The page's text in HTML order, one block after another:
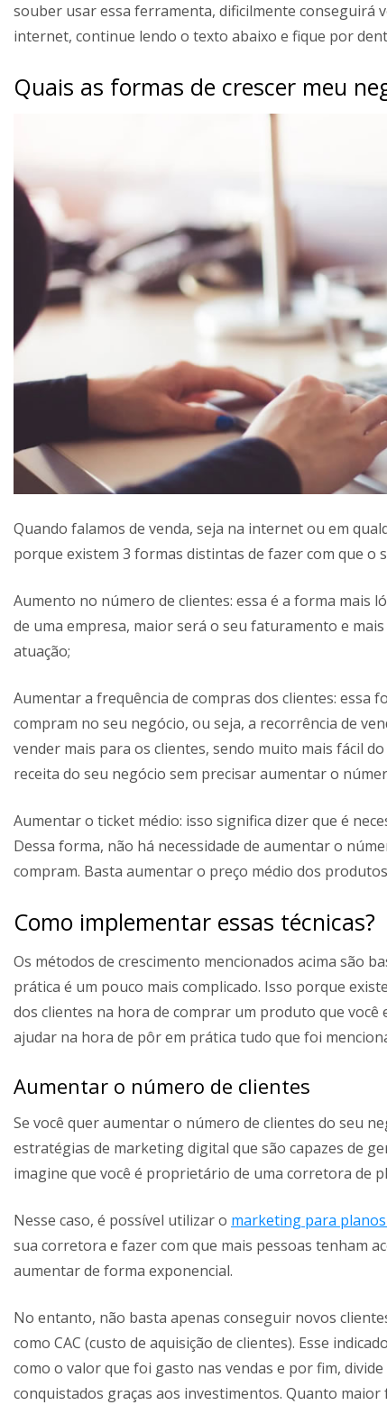
souber usar essa ferramenta, dificilmente conseguirá
internet, continue lendo o texto abaixo e fique por
Quais as formas de crescer meu
Quando falamos de venda, seja na internet ou em
porque existem 3 formas distintas de fazer com que o
Aumento no número de clientes: essa é a forma mais
de uma empresa, maior será o seu faturamento e
atuação;
Aumentar a frequência de compras dos clientes: essa
compram no seu negócio, ou seja, a recorrência de
vender mais para os clientes, sendo muito mais fácil
receita do seu negócio sem precisar aumentar o
Aumentar o ticket médio: isso significa dizer que é
Dessa forma, não há necessidade de aumentar o
compram. Basta aumentar o preço médio dos
Como implementar essas técnicas?
Os métodos de crescimento mencionados acima são
prática é um pouco mais complicado. Isso porque
dos clientes na hora de comprar um produto que você
ajudar na hora de pôr em prática tudo que foi
Aumentar o número de clientes
Se você quer aumentar o número de clientes do seu
estratégias de marketing digital que são capazes de
imagine que você é proprietário de uma corretora de
Nesse caso, é possível utilizar o marketing para
sua corretora e fazer com que mais pessoas tenham
aumentar de forma exponencial.
No entanto, não basta apenas conseguir novos
como CAC (custo de aquisição de clientes). Esse
como o valor que foi gasto nas vendas e por fim,
conquistados graças aos investimentos. Quanto